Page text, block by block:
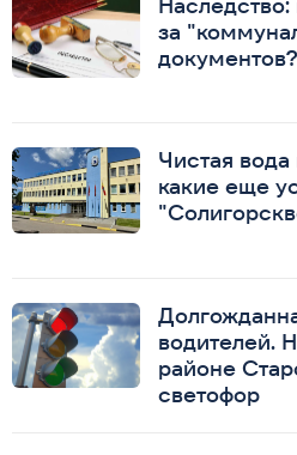
за
документов?
Чистая вода
какие еще
водителей.
районе
светофор